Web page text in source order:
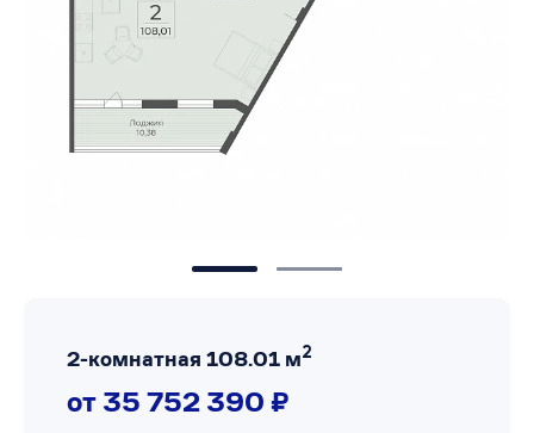
2-комнатная 108.01 м2
от 35 752 390 ₽